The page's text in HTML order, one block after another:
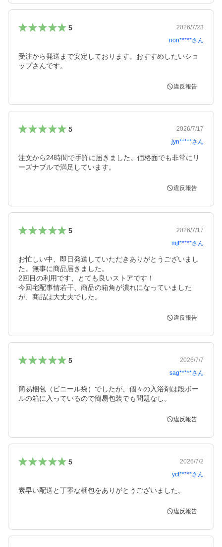
5
2026/7/23
non*****さん
受注から発送まで安定しております。おすすめしたいショ
ップさんです。
違反報告
5
2026/7/17
jyn*****さん
注文から24時間で手許に届きました。価格面でも非常にリ
違反報告
5
2026/7/17
mjt*****さん
お忙しい中、即日発送していただきありがとうございまし
た。無事に商品届きました。
2回目の利用です、とても良いストアです！
今回宅配事情若干、商品の箱角が潰れになっていました
違反報告
5
2026/7/7
sag*****さん
簡易梱包（ビニール袋）でしたが、個々の入浴剤は段ボー
ルの箱に入っているので簡易包装でも問題なし。
違反報告
5
2026/7/2
yct*****さん
素早い配送と丁寧な梱包をありがとうございました。
違反報告